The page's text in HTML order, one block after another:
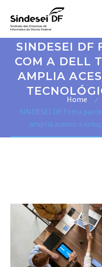
Português
SINDESEI DF
COM A DELL
AMPLIA
Home
SINDESEI DF firma
amplia acesso a